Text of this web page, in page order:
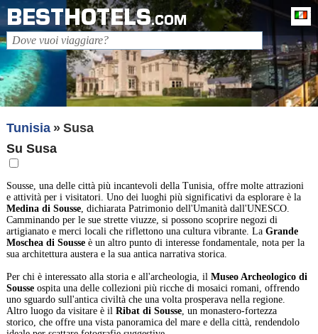
BESTHOTELS.COM
Tunisia
Susa
Su Susa
Sousse, una delle città più incantevoli della Tunisia, offre molte attrazioni
e attività per i visitatori. Uno dei luoghi più significativi da esplorare è la
Medina di Sousse, dichiarata Patrimonio dell'Umanità dall'UNESCO.
Camminando per le sue strette viuzze, si possono scoprire negozi di
artigianato e merci locali che riflettono una cultura vibrante. La Grande
Moschea di Sousseè un altro punto di interesse fondamentale, nota per la
sua architettura austera e la sua antica narrativa storica.
Per chi è interessato alla storia e all'archeologia, il Museo Archeologico di
Sousseospita una delle collezioni più ricche di mosaici romani, offrendo
uno sguardo sull'antica civiltà che una volta prosperava nella regione.
Altro luogo da visitare è il Ribat di Sousse, un monastero-fortezza
storico, che offre una vista panoramica del mare e della città, rendendolo